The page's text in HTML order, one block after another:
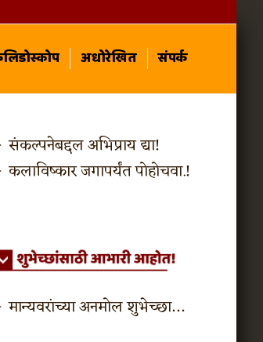
अधोरेखित संपर्क
अभिप्राय द्या!
जगापर्यंत पोहोचवा.!
अनमोल शुभेच्छा…